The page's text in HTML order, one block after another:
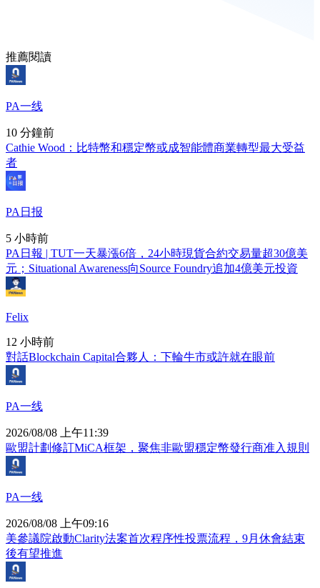
推薦閱讀
PA一线
10 分鐘前
Cathie Wood：比特幣和穩定幣或成智能體商業轉型最大受益
者
PA日报
5 小時前
PA日報 | TUT一天暴漲6倍，24小時現貨合約交易量超30億美
元；Situational Awareness向Source Foundry追加4億美元投資
Felix
12 小時前
對話Blockchain Capital合夥人：下輪牛市或許就在眼前
PA一线
2026/08/08 上午11:39
歐盟計劃修訂MiCA框架，聚焦非歐盟穩定幣發行商准入規則
PA一线
2026/08/08 上午09:16
美參議院啟動Clarity法案首次程序性投票流程，9月休會結束
後有望推進